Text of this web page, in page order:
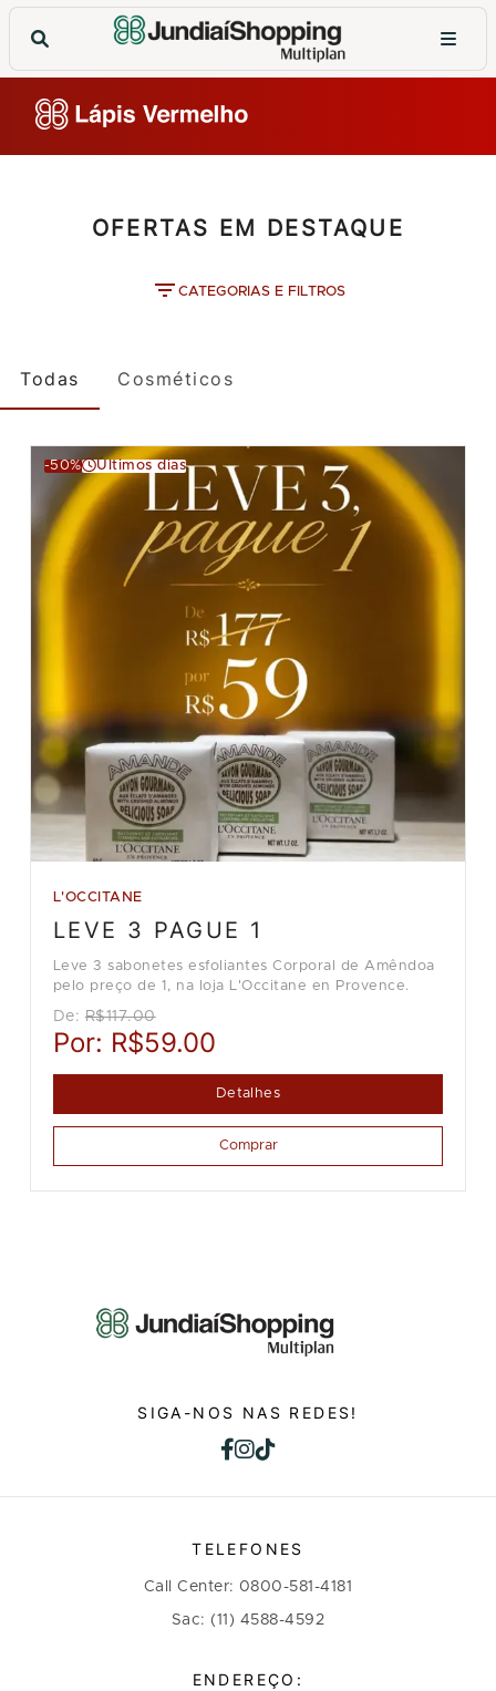
OFERTAS EM DESTAQUE
CATEGORIAS E FILTROS
Todas Cosméticos
-50% Últimos dias
L'OCCITANE
LEVE 3 PAGUE 1
Leve 3 sabonetes esfoliantes Corporal de Amêndoa
pelo preço de 1, na loja L'Occitane en Provence.
De: R$117.00
Por: R$59.00
Detalhes
Comprar
SIGA-NOS NAS REDES!
TELEFONES
Call Center: 0800-581-4181
Sac: (11) 4588-4592
ENDEREÇO: